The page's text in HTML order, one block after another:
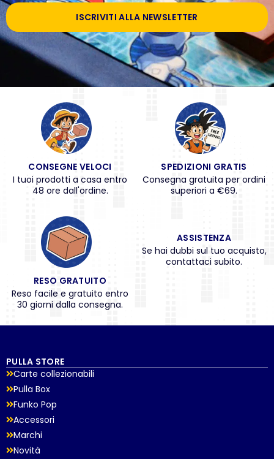
ISCRIVITI ALLA NEWSLETTER
CONSEGNE VELOCI
I tuoi prodotti a casa entro
48 ore dall'ordine.
SPEDIZIONI GRATIS
Consegna gratuita per ordini
superiori a €69.
RESO GRATUITO
Reso facile e gratuito entro
30 giorni dalla consegna.
ASSISTENZA
Se hai dubbi sul tuo acquisto,
contattaci subito.
PULLA STORE
Carte collezionabili
Pulla Box
Funko Pop
Accessori
Marchi
Novità